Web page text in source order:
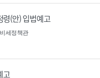
령(안) 입법예고
세정책관
고